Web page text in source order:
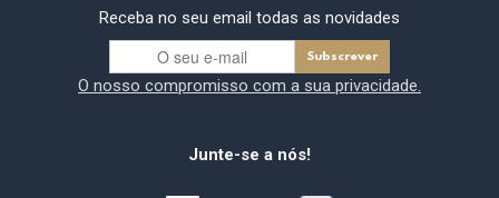
Receba no seu email todas as novidades
O nosso compromisso com a sua privacidade.
Junte-se a nós!